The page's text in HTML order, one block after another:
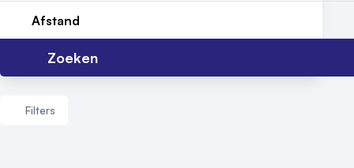
Afstand
Zoeken
Filters